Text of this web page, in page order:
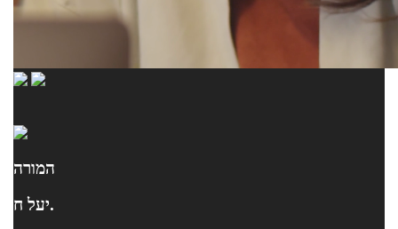
המורה
יעל ח.